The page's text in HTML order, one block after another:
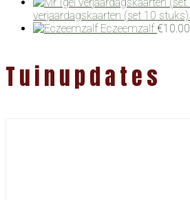
verjaardagskaarten (set 10 stuks)
Eczeemzalf €10.00
Tuinupdates